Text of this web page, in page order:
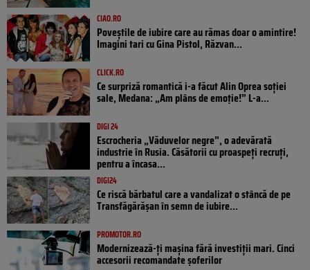
CIAO.RO
Poveştile de iubire care au rămas doar o amintire!
Imagini tari cu Gina Pistol, Răzvan...
CLICK.RO
Ce surpriză romantică i-a făcut Alin Oprea soției
sale, Medana: „Am plâns de emoție!” L-a...
DIGI 24
Escrocheria „Văduvelor negre”, o adevărată
industrie în Rusia. Căsătorii cu proaspeți recruți,
pentru a încasa...
DIGI24
Ce riscă bărbatul care a vandalizat o stâncă de pe
Transfăgărășan în semn de iubire...
PROMOTOR.RO
Modernizează-ți mașina fără investiții mari. Cinci
accesorii recomandate șoferilor